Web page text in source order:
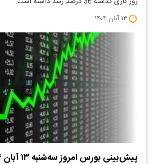
۱۳ آبان ۱۴۰۴